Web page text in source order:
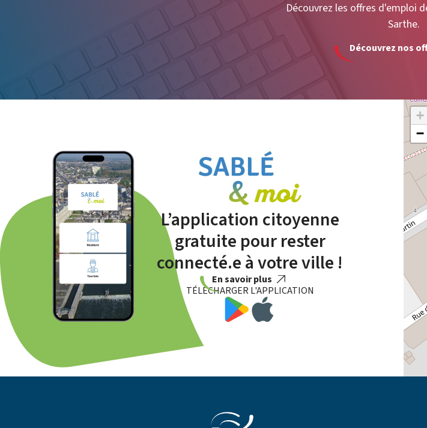
Découvrez les offres d'emploi
Sarthe.
Découvrez nos
L’application citoyenne
gratuite pour rester
connecté.e à votre ville !
En savoir plus
TÉLÉCHARGER L'APPLICATION
+
−